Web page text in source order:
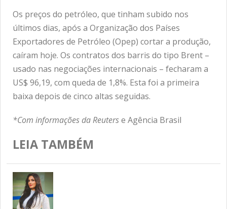
Os preços do petróleo, que tinham subido nos
últimos dias, após a Organização dos Países
Exportadores de Petróleo (Opep) cortar a produção,
caíram hoje. Os contratos dos barris do tipo Brent –
usado nas negociações internacionais – fecharam a
US$ 96,19, com queda de 1,8%. Esta foi a primeira
baixa depois de cinco altas seguidas.
*Com informações da Reuterse Agência Brasil
LEIA TAMBÉM